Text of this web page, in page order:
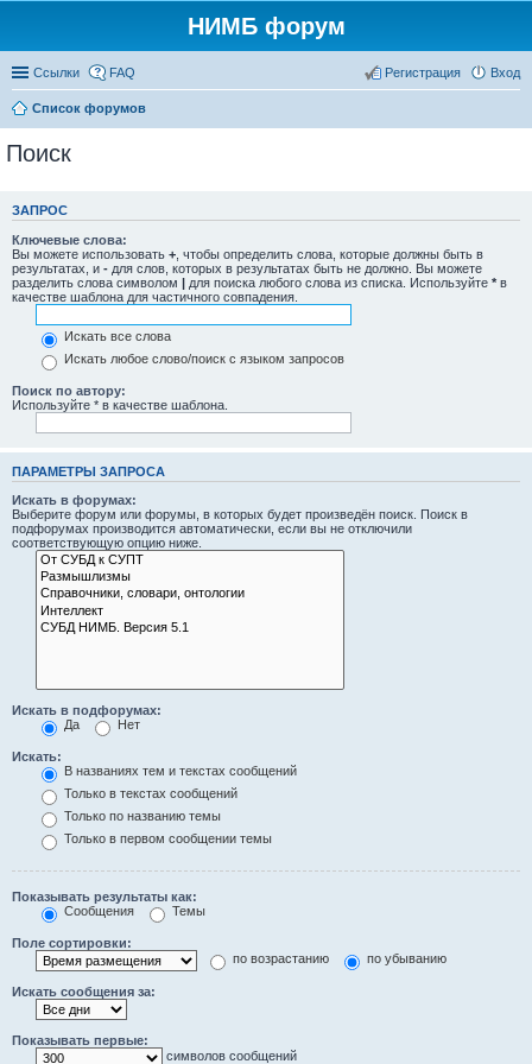
НИМБ форум
Ссылки FAQ Вход
Регистрация
Список форумов
Поиск
ЗАПРОС
Ключевые слова:
Вы можете использовать + , чтобы определить слова, которые должны быть в
результатах, и - для слов, которых в результатах быть не должно. Вы можете
разделить слова символом | для поиска любого слова из списка. Используйте * в
качестве шаблона для частичного совпадения.
Искать все слова
Искать любое слово/поиск с языком запросов
Поиск по автору:
Используйте * в качестве шаблона.
ПАРАМЕТРЫ ЗАПРОСА
Искать в форумах:
Выберите форум или форумы, в которых будет произведён поиск. Поиск в
подфорумах производится автоматически, если вы не отключили
соответствующую опцию ниже.
Искать в подфорумах:
Да
Нет
Искать:
В названиях тем и текстах сообщений
Только в текстах сообщений
Только по названию темы
Только в первом сообщении темы
Показывать результаты как:
Сообщения
Темы
Поле сортировки:
по возрастанию
по убыванию
Искать сообщения за:
Показывать первые:
символов сообщений